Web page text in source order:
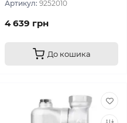
Артикул: 9252010
4 639 грн
До кошика